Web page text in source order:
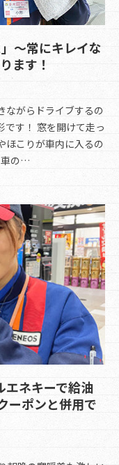
～常にキレイな
ます！
ながらドライブするの
す！ 窓を開けて走っ
ほこりが車内に入るの
車の…
エネキーで給油
ーポンと併用で